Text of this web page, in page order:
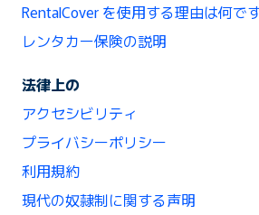
RentalCover を使用する理由は何で
レンタカー保険の説明
法律上の
アクセシビリティ
プライバシーポリシー
利用規約
現代の奴隷制に関する声明